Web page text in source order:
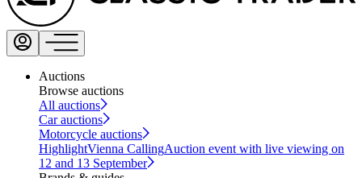
Auctions
Browse auctions
All auctions
Car auctions
Motorcycle auctions
HighlightVienna CallingAuction event with live viewing on
12 and 13 September